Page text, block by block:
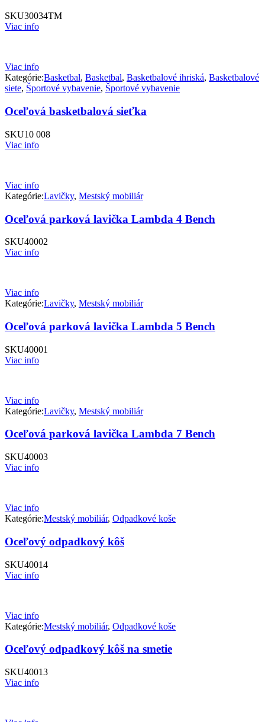
SKU30034TM
Viac info
Viac info
Kategórie:Basketbal, Basketbal, Basketbalové ihriská, Basketbalové
siete, Športové vybavenie, Športové vybavenie
Oceľová basketbalová sieťka
SKU10 008
Viac info
Viac info
Kategórie:Lavičky, Mestský mobiliár
Oceľová parková lavička Lambda 4 Bench
SKU40002
Viac info
Viac info
Kategórie:Lavičky, Mestský mobiliár
Oceľová parková lavička Lambda 5 Bench
SKU40001
Viac info
Viac info
Kategórie:Lavičky, Mestský mobiliár
Oceľová parková lavička Lambda 7 Bench
SKU40003
Viac info
Viac info
Kategórie:Mestský mobiliár, Odpadkové koše
Oceľový odpadkový kôš
SKU40014
Viac info
Viac info
Kategórie:Mestský mobiliár, Odpadkové koše
Oceľový odpadkový kôš na smetie
SKU40013
Viac info